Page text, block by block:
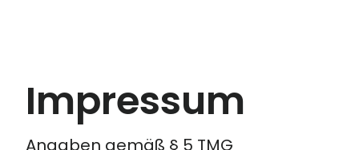
Impressum
Angaben gemäß § 5 TMG